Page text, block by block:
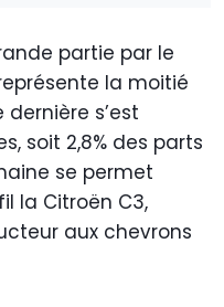
partie par le
la moitié
s’est
soit 2,8% des parts
se permet
la Citroën C3,
aux chevrons